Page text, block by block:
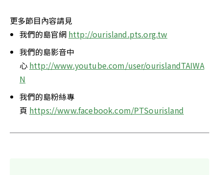
更多節目內容請見
我們的島官網 http://ourisland.pts.org.tw
我們的島影音中
心 http://www.youtube.com/user/ourislandTAIWA
N
我們的島粉絲專
頁 https://www.facebook.com/PTSourisland